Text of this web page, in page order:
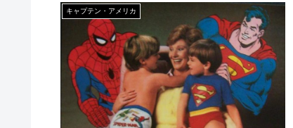
キャプテン・アメリカ